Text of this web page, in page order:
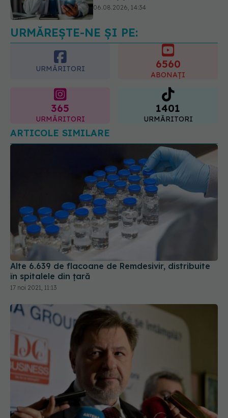
o fac când își cumpără sutien. Un
06.08.2026, 18:08
URMĂREȘTE-NE ȘI PE:
URMĂRITORI 6560
ABONAȚI
365
URMĂRITORI
1401
URMĂRITORI
ARTICOLE SIMILARE
Alte 6.639 de flacoane de Remdesivir, distribuite
în spitalele din țară
17 noi 2021, 11:13